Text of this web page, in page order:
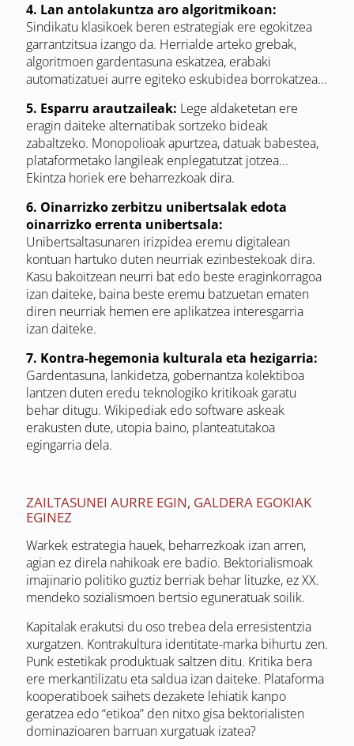
4. Lan antolakuntza aro algoritmikoan:
Sindikatu klasikoek beren estrategiak ere egokitzea
garrantzitsua izango da. Herrialde arteko grebak,
algoritmoen gardentasuna eskatzea, erabaki
automatizatuei aurre egiteko eskubidea borrokatzea...
5. Esparru arautzaileak: Lege aldaketetan ere
eragin daiteke alternatibak sortzeko bideak
zabaltzeko. Monopolioak apurtzea, datuak babestea,
plataformetako langileak enplegatutzat jotzea...
Ekintza horiek ere beharrezkoak dira.
6. Oinarrizko zerbitzu unibertsalak edota
oinarrizko errenta unibertsala:
Unibertsaltasunaren irizpidea eremu digitalean
kontuan hartuko duten neurriak ezinbestekoak dira.
Kasu bakoitzean neurri bat edo beste eraginkorragoa
izan daiteke, baina beste eremu batzuetan ematen
diren neurriak hemen ere aplikatzea interesgarria
izan daiteke.
7. Kontra-hegemonia kulturala eta hezigarria:
Gardentasuna, lankidetza, gobernantza kolektiboa
lantzen duten eredu teknologiko kritikoak garatu
behar ditugu. Wikipediak edo software askeak
erakusten dute, utopia baino, planteatutakoa
egingarria dela.
ZAILTASUNEI AURRE EGIN, GALDERA EGOKIAK
EGINEZ
Warkek estrategia hauek, beharrezkoak izan arren,
agian ez direla nahikoak ere badio. Bektorialismoak
imajinario politiko guztiz berriak behar lituzke, ez XX.
mendeko sozialismoen bertsio eguneratuak soilik.
Kapitalak erakutsi du oso trebea dela erresistentzia
xurgatzen. Kontrakultura identitate-marka bihurtu zen.
Punk estetikak produktuak saltzen ditu. Kritika bera
ere merkantilizatu eta saldua izan daiteke. Plataforma
kooperatiboek saihets dezakete lehiatik kanpo
geratzea edo “etikoa” den nitxo gisa bektorialisten
dominazioaren barruan xurgatuak izatea?